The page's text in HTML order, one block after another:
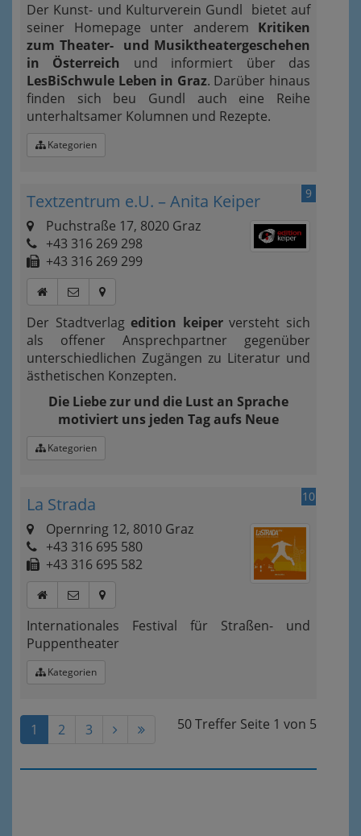
Der Kunst- und Kulturverein Gundl bietet auf
seiner Homepage unter anderem Kritiken
zum Theater- und Musiktheatergeschehen
in Österreich und informiert über das
LesBiSchwule Leben in Graz. Darüber hinaus
finden sich beu Gundl auch eine Reihe
unterhaltsamer Kolumnen und Rezepte.
Kategorien
9
Textzentrum e.U. – Anita Keiper
Puchstraße 17, 8020 Graz
+43 316 269 298
+43 316 269 299
Der Stadtverlagedition keiperversteht sich
als offener Ansprechpartner gegenüber
unterschiedlichen Zugängen zu Literatur und
ästhetischen Konzepten.
Die Liebe zur und die Lust an Sprache
motiviert uns jeden Tag aufs Neue
Kategorien
10
La Strada
Opernring 12, 8010 Graz
+43 316 695 580
+43 316 695 582
Internationales Festival für Straßen- und
Puppentheater
Kategorien
50 Treffer Seite 1 von 5
1 2 3